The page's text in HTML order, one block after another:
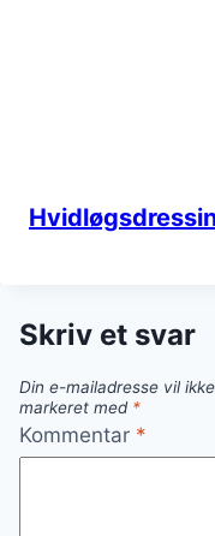
Skriv et svar
Din e-mailadresse vil
markeret med *
Kommentar *